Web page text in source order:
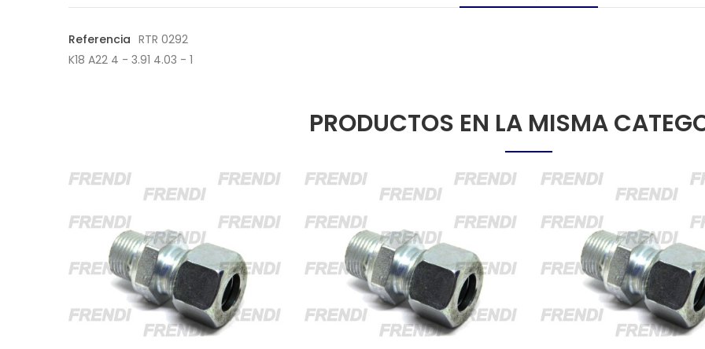
Referencia RTR 0292
K18 A22 4 - 3.91 4.03 - 1
PRODUCTOS EN LA MISMA